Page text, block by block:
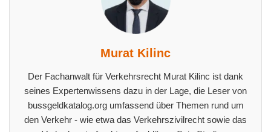
Murat Kilinc
Der Fachanwalt für Verkehrsrecht Murat Kilinc ist dank
seines Expertenwissens dazu in der Lage, die Leser von
bussgeldkatalog.org umfassend über Themen rund um
den Verkehr - wie etwa das Verkehrszivilrecht sowie das